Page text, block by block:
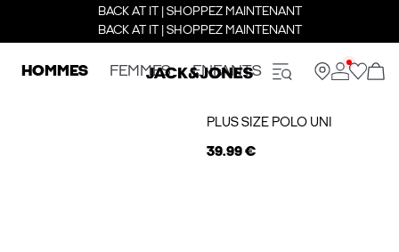
BACK AT IT | SHOPPEZ MAINTENANT
BACK AT IT | SHOPPEZ MAINTENANT
HOMMES FEMMES ENFANTS
PLUS SIZE POLO UNI
39.99 €